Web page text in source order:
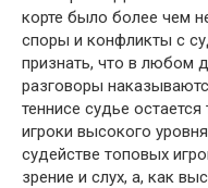
корте было более чем
споры и конфликты с
признать, что в любом
разговоры
теннисе судье
игроки высокого
судействе топовых
зрение и слух, а, как